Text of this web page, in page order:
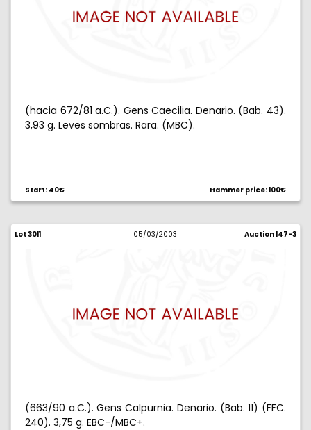
(hacia 672/81 a.C.). Gens Caecilia. Denario. (Bab. 43).
3,93 g. Leves sombras. Rara. (MBC).
Start: 40€ Hammer price: 100€
Lot 3011 05/03/2003 Auction 147-3
(663/90 a.C.). Gens Calpurnia. Denario. (Bab. 11) (FFC.
240). 3,75 g. EBC-/MBC+.